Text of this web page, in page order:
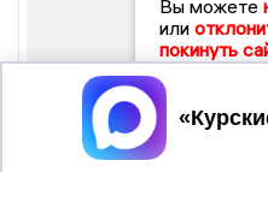
Вы можете
или
покинуть